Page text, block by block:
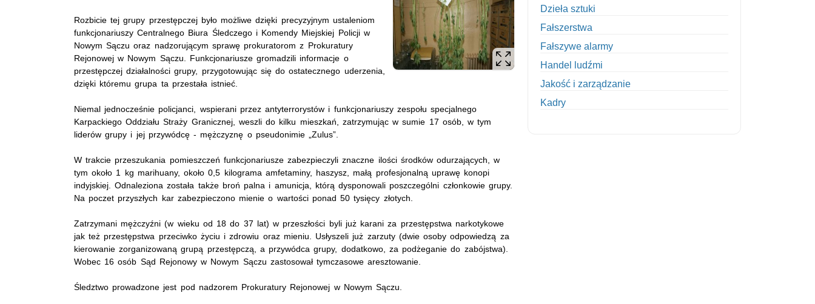
Rozbicie tej grupy przestępczej było możliwe dzięki precyzyjnym ustaleniom
funkcjonariuszy Centralnego Biura Śledczego i Komendy Miejskiej Policji w
Nowym Sączu oraz nadzorującym sprawę prokuratorom z Prokuratury
Rejonowej w Nowym Sączu. Funkcjonariusze gromadzili informacje o
przestępczej działalności grupy, przygotowując się do ostatecznego uderzenia,
dzięki któremu grupa ta przestała istnieć.
Niemal jednocześnie policjanci, wspierani przez antyterrorystów i funkcjonariuszy zespołu specjalnego
Karpackiego Oddziału Straży Granicznej, weszli do kilku mieszkań, zatrzymując w sumie 17 osób, w tym
liderów grupy i jej przywódcę - mężczyznę o pseudonimie „Zulus”.
W trakcie przeszukania pomieszczeń funkcjonariusze zabezpieczyli znaczne ilości środków odurzających, w
tym około 1 kg marihuany, około 0,5 kilograma amfetaminy, haszysz, małą profesjonalną uprawę konopi
indyjskiej. Odnaleziona została także broń palna i amunicja, którą dysponowali poszczególni członkowie grupy.
Na poczet przyszłych kar zabezpieczono mienie o wartości ponad 50 tysięcy złotych.
Zatrzymani mężczyźni (w wieku od 18 do 37 lat) w przeszłości byli już karani za przestępstwa narkotykowe
jak też przestępstwa przeciwko życiu i zdrowiu oraz mieniu. Usłyszeli już zarzuty (dwie osoby odpowiedzą za
kierowanie zorganizowaną grupą przestępczą, a przywódca grupy, dodatkowo, za podżeganie do zabójstwa).
Wobec 16 osób Sąd Rejonowy w Nowym Sączu zastosował tymczasowe aresztowanie.
Śledztwo prowadzone jest pod nadzorem Prokuratury Rejonowej w Nowym Sączu.
Dzieła sztuki
Fałszerstwa
Fałszywe alarmy
Handel ludźmi
Jakość i zarządzanie
Kadry